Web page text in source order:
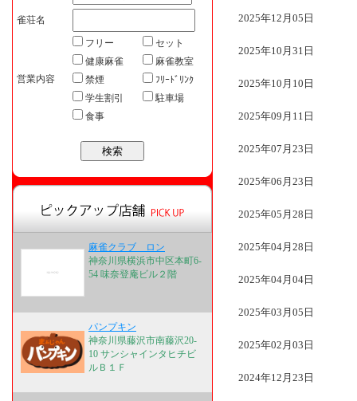
雀荘名
営業内容
フリー
セット
健康麻雀
麻雀教室
禁煙
ﾌﾘｰﾄﾞﾘﾝｸ
学生割引
駐車場
食事
麻雀クラブ ロン
神奈川県横浜市中区本町6-
54 味奈登庵ビル２階
パンプキン
神奈川県藤沢市南藤沢20-
10 サンシャインタヒチビ
ルＢ１Ｆ
2025年12月05日
2025年10月31日
2025年10月10日
2025年09月11日
2025年07月23日
2025年06月23日
2025年05月28日
2025年04月28日
2025年04月04日
2025年03月05日
2025年02月03日
2024年12月23日